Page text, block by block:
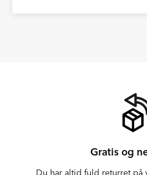
Gratis og
Du har altid fuld returret på